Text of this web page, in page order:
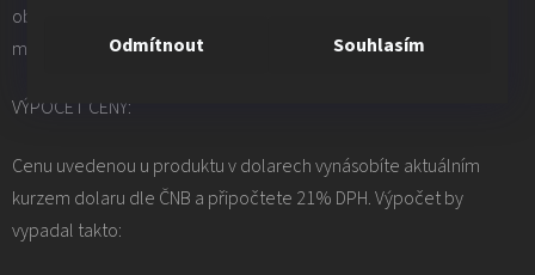
Odmítnout Souhlasím
objednávka přibližně dorazila. Přibližnou cenu produktu si
můžete spočítat předem pomocí tohoto výpočtu:
VÝPOČET CENY:
Cenu uvedenou u produktu v dolarech vynásobíte aktuálním
kurzem dolaru dle ČNB a připočtete 21% DPH. Výpočet by
vypadal takto: